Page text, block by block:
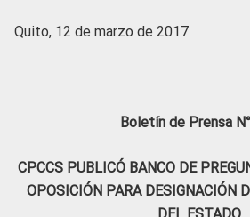
Quito, 12 de marzo de 2017
Boletín de Prensa
CPCCS PUBLICÓ BANCO DE
OPOSICIÓN PARA DESIGNACIÓN